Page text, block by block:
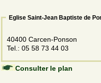
Eglise Saint-Jean Baptiste de
40400 Carcen-Ponson
Tel.: 05 58 73 44 03
Consulter le plan